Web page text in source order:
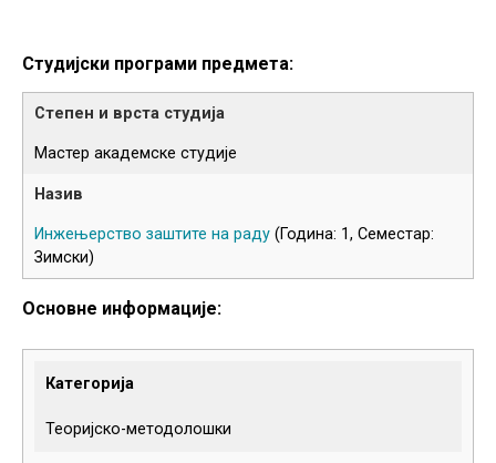
Студијски програми предмета:
Мастер академске студије
Инжењерство заштите на раду (Година: 1, Семестар:
Зимски)
Основне информације:
Категорија
Теоријско-методолошки